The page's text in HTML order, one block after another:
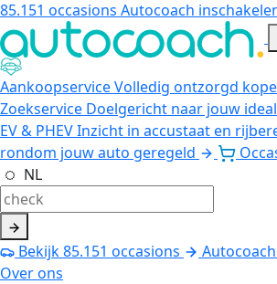
85.151 occasions Autocoach
AankoopserviceVolledig ontzorgd
Zoekservice Doelgericht naar jouw
EV & PHEVInzicht in accustaat en
rondom jouw auto geregeld
NL
Bekijk85.151 occasions
Over ons